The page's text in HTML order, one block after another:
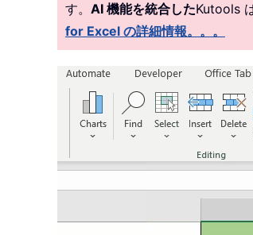
す。 AI 機能を統合したKutools
for Excel の詳細情報。。。